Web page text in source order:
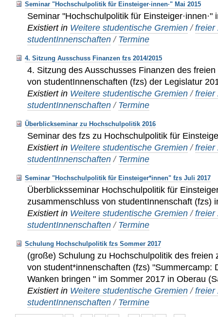
Seminar "Hochschulpolitik für Einsteiger·innen·" Mai 2015
Seminar "Hochschulpolitik für Einsteiger·innen·"
Existiert in Weitere studentische Gremien /freier
studentInnenschaften / Termine
4. Sitzung Ausschuss Finanzen fzs 2014/2015
4. Sitzung des Ausschusses Finanzen des
von studentInnenschaften (fzs) der Legislatur
Existiert in Weitere studentische Gremien /freier
studentInnenschaften / Termine
Überblickseminar zu Hochschulpolitik 2016
Seminar des fzs zu Hochschulpolitik für
Existiert in Weitere studentische Gremien /freier
studentInnenschaften / Termine
Seminar "Hochschulpolitik für Einsteiger*innen" fzs Juli 2017
Überblicksseminar Hochschulpolitik für
zusammenschluss von studentInnenschaft (fzs)
Existiert in Weitere studentische Gremien /freier
studentInnenschaften / Termine
Schulung Hochschulpolitik fzs Sommer 2017
(große) Schulung zu Hochschulpolitik des freien
von student*innenschaften (fzs) "Summercamp:
Wanken bringen " im Sommer 2017 in Oberau
Existiert in Weitere studentische Gremien /freier
studentInnenschaften / Termine